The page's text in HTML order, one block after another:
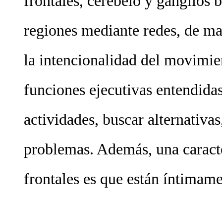
regiones mediante redes, de
la intencionalidad del
funciones ejecutivas
actividades, buscar
problemas. Además, una
frontales es que están